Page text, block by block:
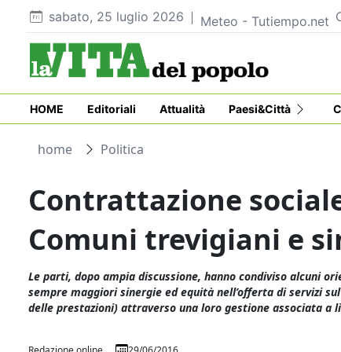
sabato, 25 luglio 2026 Meteo - Tutiempo.net
HOME Editoriali Attualità Paesi&Città
home Politica
Contrattazione
Comuni trevigiani e
Le parti, dopo ampia discussione, hanno condiviso alcuni
sempre maggiori sinergie ed equità nell’offerta di servizi
delle prestazioni) attraverso una loro gestione associata a